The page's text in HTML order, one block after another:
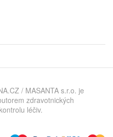
/ MASANTA s.r.o. je
zdravotnických
léčiv.